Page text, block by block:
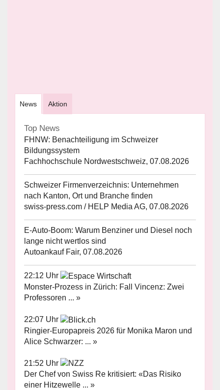
News Aktion
Top News
FHNW: Benachteiligung im Schweizer
Bildungssystem
Fachhochschule Nordwestschweiz, 07.08.2026
Schweizer Firmenverzeichnis: Unternehmen
nach Kanton, Ort und Branche finden
swiss-press.com / HELP Media AG, 07.08.2026
E-Auto-Boom: Warum Benziner und Diesel noch
lange nicht wertlos sind
Autoankauf Fair, 07.08.2026
22:12 Uhr
Monster-Prozess in Zürich: Fall Vincenz: Zwei
Professoren ... »
22:07 Uhr
Ringier-Europapreis 2026 für Monika Maron und
Alice Schwarzer: ... »
21:52 Uhr
Der Chef von Swiss Re kritisiert: «Das Risiko
einer Hitzewelle ... »